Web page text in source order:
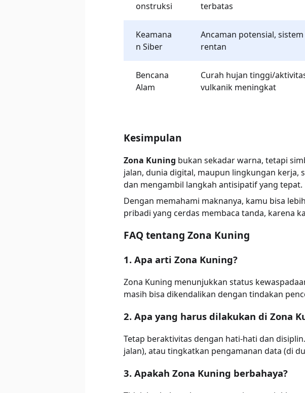
onstruksi
terbatas
Keamana
n Siber
Ancaman potensial, sistem
rentan
Bencana
Alam
Curah hujan tinggi/
vulkanik meningkat
Kesimpulan
Zona Kuning bukan sekadar warna, tetapi
jalan, dunia digital, maupun lingkungan
dan mengambil langkah antisipatif yang tepat.
Dengan memahami maknanya, kamu bisa
pribadi yang cerdas membaca tanda, karena
FAQ tentang Zona Kuning
1. Apa arti Zona Kuning?
Zona Kuning menunjukkan status
masih bisa dikendalikan dengan tindakan
2. Apa yang harus dilakukan di Zona
Tetap beraktivitas dengan hati-hati dan
jalan), atau tingkatkan pengamanan data (di
3. Apakah Zona Kuning berbahaya?